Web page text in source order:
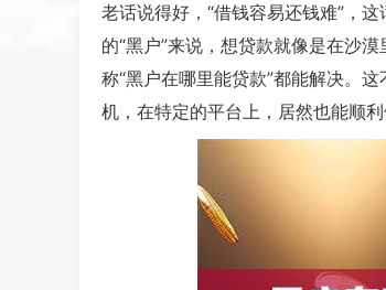
老话说得好，“借钱容易还钱难”，
的“黑户”来说，想贷款就像是在沙
称“黑户在哪里能贷款”都能解决。
机，在特定的平台上，居然也能顺